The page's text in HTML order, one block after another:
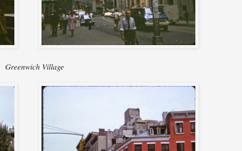
Greenwich Village